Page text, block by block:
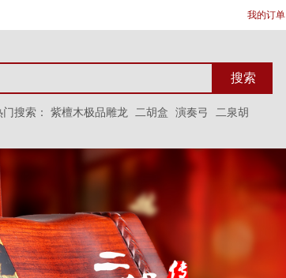
我的订单
搜索
门搜索： 紫檀木极品雕龙 二胡盒 演奏弓 二泉胡